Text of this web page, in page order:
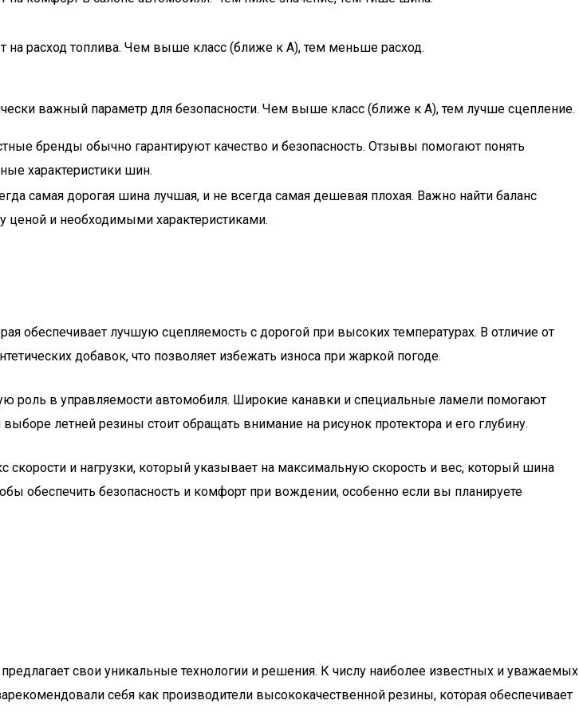
на расход топлива. Чем выше класс (ближе к A), тем меньше расход.
важный параметр для безопасности. Чем выше класс (ближе к A), тем лучше сцепление.
бренды обычно гарантируют качество и безопасность. Отзывы помогают понять
характеристики шин.
самая дорогая шина лучшая, и не всегда самая дешевая плохая. Важно найти баланс
ценой и необходимыми характеристиками.
обеспечивает лучшую сцепляемость с дорогой при высоких температурах. В отличие от
добавок, что позволяет избежать износа при жаркой погоде.
роль в управляемости автомобиля. Широкие канавки и специальные ламели помогают
летней резины стоит обращать внимание на рисунок протектора и его глубину.
и нагрузки, который указывает на максимальную скорость и вес, который шина
обеспечить безопасность и комфорт при вождении, особенно если вы планируете
свои уникальные технологии и решения. К числу наиболее известных и уважаемых
себя как производители высококачественной резины, которая обеспечивает